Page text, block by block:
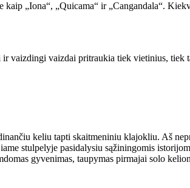
„Iona“, „Quicama“ ir „Cangandala“.
vaizdingi vaizdai pritraukia tiek vietinius, tiek
keliu tapti skaitmeniniu klajokliu. Aš
stulpelyje pasidalysiu sąžiningomis
gyvenimas, taupymas pirmajai solo